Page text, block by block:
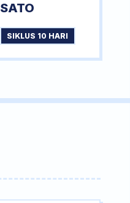
SATO
SIKLUS 10 HARI